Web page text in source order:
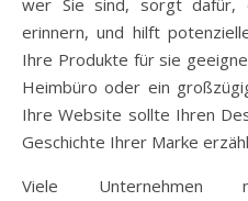
wer Sie sind, sorgt dafür,
erinnern, und hilft
Ihre Produkte für sie
Heimbüro oder ein
Ihre Website sollte Ihren
Geschichte Ihrer Marke
Viele Unternehmen